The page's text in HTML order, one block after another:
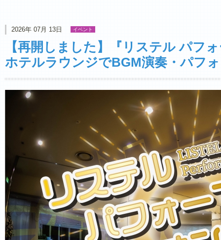
2026年 07月 13日 イベント
【再開しました】『リステル パフ
ホテルラウンジでBGM演奏・パフ